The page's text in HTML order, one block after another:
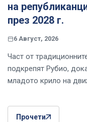
на
през 2028 г.
6 Август, 2026
Част от
подкрепят Рубио,
младото крило на
Прочети